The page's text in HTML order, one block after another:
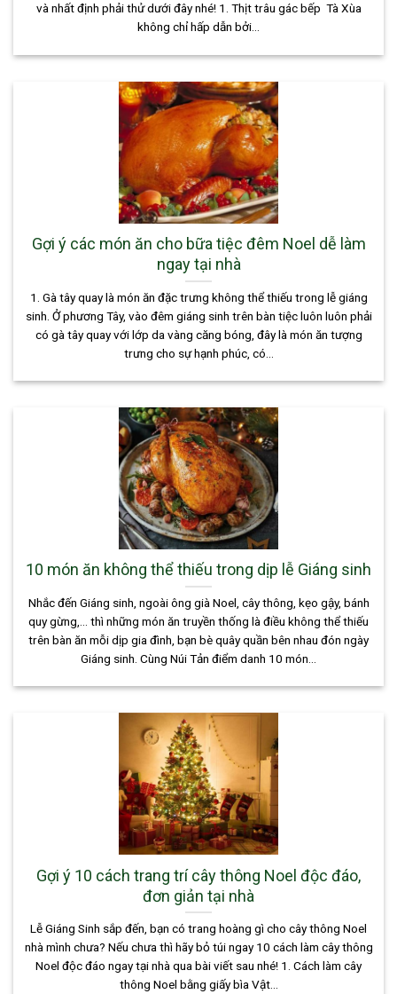
và nhất định phải thử dưới đây nhé! 1. Thịt trâu gác bếp Tà Xùa
không chỉ hấp dẫn bởi...
Gợi ý các món ăn cho bữa tiệc đêm Noel dễ làm
ngay tại nhà
1. Gà tây quay là món ăn đặc trưng không thể thiếu trong lễ giáng
sinh. Ở phương Tây, vào đêm giáng sinh trên bàn tiệc luôn luôn phải
có gà tây quay với lớp da vàng căng bóng, đây là món ăn tượng
trưng cho sự hạnh phúc, có...
10 món ăn không thể thiếu trong dịp lễ Giáng sinh
Nhắc đến Giáng sinh, ngoài ông già Noel, cây thông, kẹo gậy, bánh
quy gừng,… thì những món ăn truyền thống là điều không thể thiếu
trên bàn ăn mỗi dịp gia đình, bạn bè quây quần bên nhau đón ngày
Giáng sinh. Cùng Núi Tản điểm danh 10 món...
Gợi ý 10 cách trang trí cây thông Noel độc đáo,
đơn giản tại nhà
Lễ Giáng Sinh sắp đến, bạn có trang hoàng gì cho cây thông Noel
nhà mình chưa? Nếu chưa thì hãy bỏ túi ngay 10 cách làm cây thông
Noel độc đáo ngay tại nhà qua bài viết sau nhé! 1. Cách làm cây
thông Noel bằng giấy bìa Vật...